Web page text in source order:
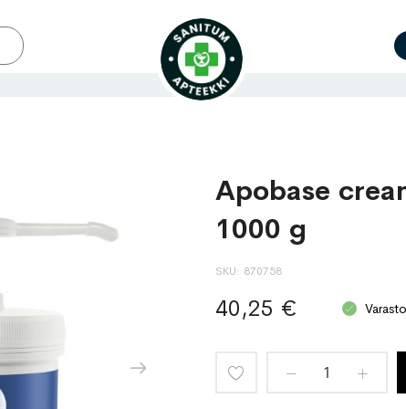
Apobase
1000 g
SKU 870758
40,25 €